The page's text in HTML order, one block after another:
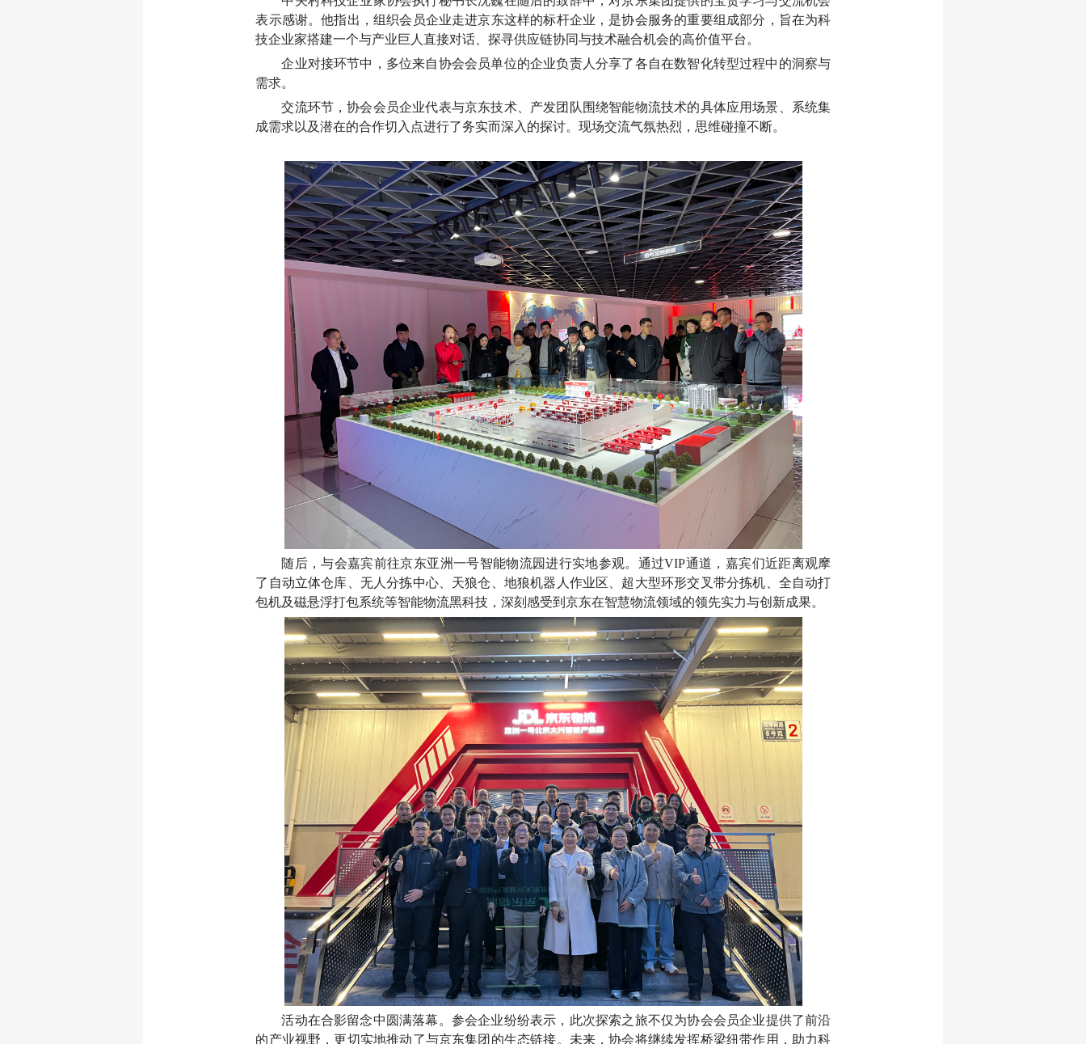
表示感谢。他指出，组织会员企业走进京东这样的标杆企业，是协会服务的重要组成部分，旨在为科
技企业家搭建一个与产业巨人直接对话、探寻供应链协同与技术融合机会的高价值平台。
企业对接环节中 ，多位来自协会会员单位的企业负责人分享了各自在数智化转型过程中的洞察与
需求。
交流环节，协会会员企业代表与京东技术、产发团队围绕智能物流技术的具体应用场景、系统集
成需求以及潜在的合作切入点进行了务实而深入的探讨。现场交流气氛热烈，思维碰撞不断。
随后，与会嘉宾前往京东亚洲一号智能物流园进行实地参观。通过VIP通道，嘉宾们近距离观摩
了自动立体仓库、无人分拣中心、天狼仓、地狼机器人作业区、超大型环形交叉带分拣机、全自动打
包机及磁悬浮打包系统等智能物流黑科技，深刻感受到京东在智慧物流领域的领先实力与创新成果。
活动在合影留念中圆满落幕。参会企业纷纷表示， 此次探索之旅不仅为协会会员企业提供了前沿
的产业视野，更切实地推动了与京东集团的生态链接。未来，协会将继续发挥桥梁纽带作用，助力科